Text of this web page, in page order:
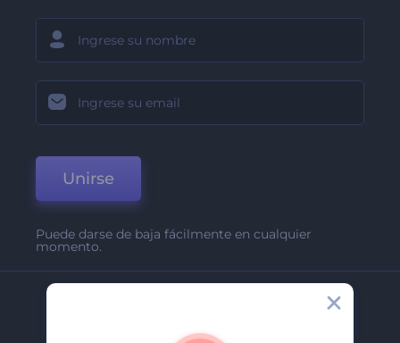
Unirse
Puede darse de baja fácilmente en cualquier
momento.
Acerca De